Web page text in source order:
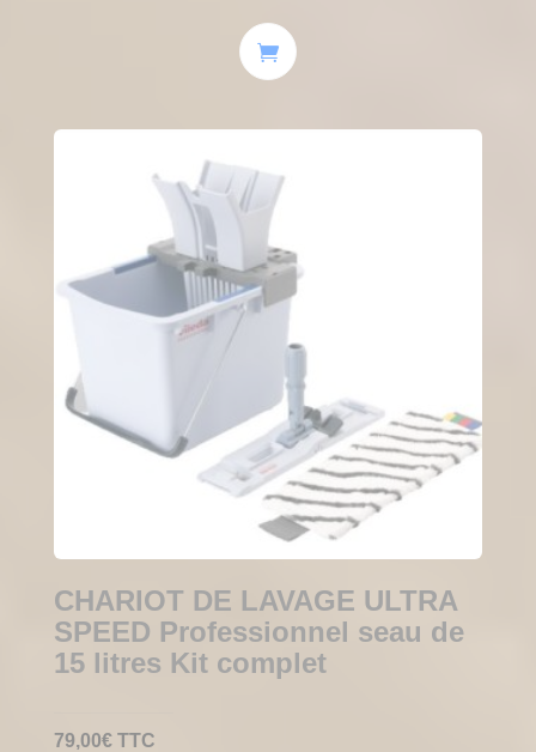
CHARIOT DE LAVAGE ULTRA
SPEED Professionnel seau de
15 litres Kit complet
79,00€ TTC